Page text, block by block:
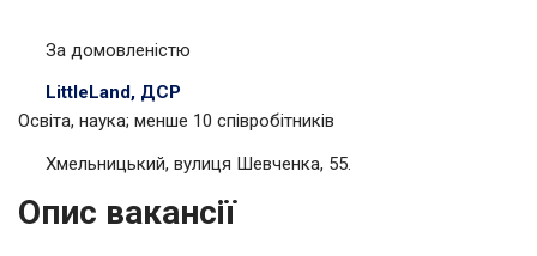
За домовленістю
LittleLand, ДСР
Освіта, наука; менше 10 співробітників
Хмельницький, вулиця Шевченка, 55.
Опис вакансії